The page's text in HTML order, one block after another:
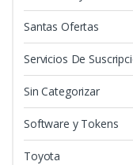
Santas Ofertas
Servicios De
Sin Categorizar
Software y Tokens
Toyota